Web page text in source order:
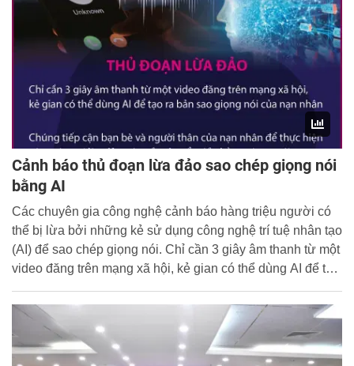
Cảnh báo thủ đoạn lừa đảo sao chép giọng nói
bằng AI
Các chuyên gia công nghệ cảnh báo hàng triệu người có
thể bị lừa bởi những kẻ sử dụng công nghệ trí tuệ nhân tạo
(AI) để sao chép giọng nói. Chỉ cần 3 giây âm thanh từ một
video đăng trên mạng xã hội, kẻ gian có thể dùng AI để tạo
bạn bè và người thân của họ để thực hiện các cuộc gọi
lừa đảo, yêu cầu chuyển tiền bằng giọng nói đã được sao
chép.